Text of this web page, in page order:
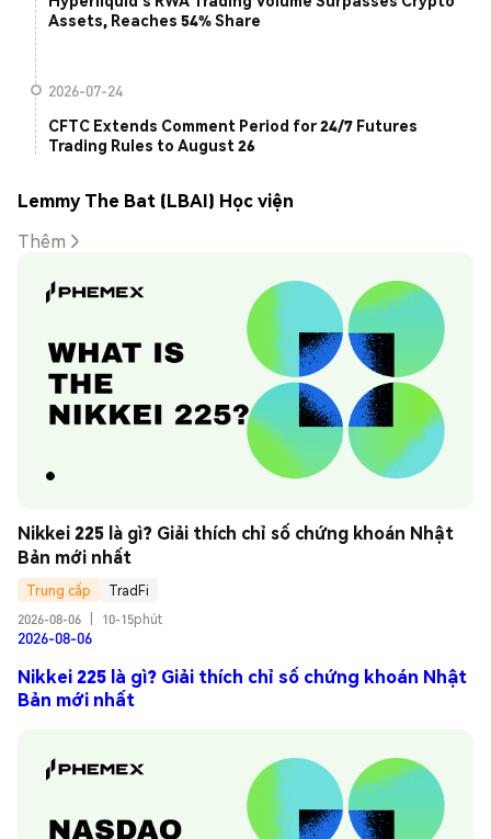
Assets, Reaches 54% Share
2026-07-24
CFTC Extends Comment Period for 24/7 Futures
Trading Rules to August 26
Lemmy The Bat (LBAI) Học viện
Thêm
Nikkei 225 là gì? Giải thích chỉ số chứng khoán Nhật
Bản mới nhất
Trung cấp
TradFi
2026-08-06
10-15phút
2026-08-06
Nikkei 225 là gì? Giải thích chỉ số chứng khoán Nhật
Bản mới nhất